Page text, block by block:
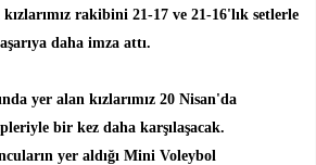
rakibini 21-17 ve 21-16'lık setlerle
daha imza attı.
yer alan kızlarımız 20 Nisan'da
bir kez daha karşılaşacak.
yer aldığı Mini Voleybol